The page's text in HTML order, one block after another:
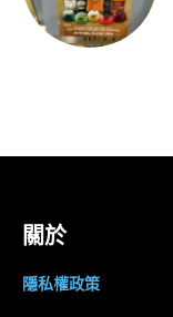
關於
隱私權政策